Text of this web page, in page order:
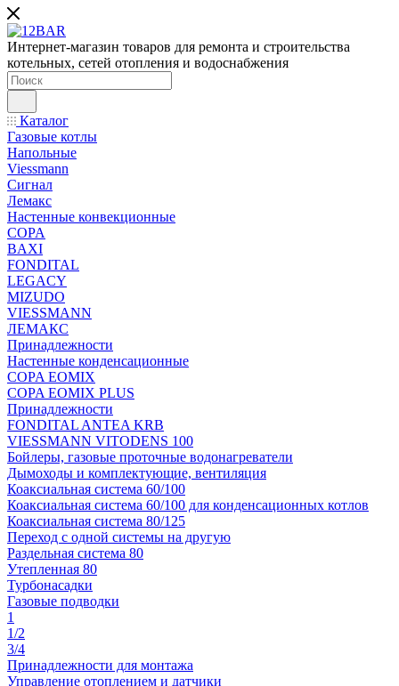
Интернет-магазин товаров для ремонта и строительства
котельных, сетей отопления и водоснабжения
Каталог
Газовые котлы
Напольные
Viessmann
Сигнал
Лемакс
Настенные конвекционные
COPA
BAXI
FONDITAL
LEGACY
MIZUDO
VIESSMANN
ЛЕМАКС
Принадлежности
Настенные конденсационные
COPA EOMIX
COPA EOMIX PLUS
Принадлежности
FONDITAL ANTEA KRB
VIESSMANN VITODENS 100
Бойлеры, газовые проточные водонагреватели
Дымоходы и комплектующие, вентиляция
Коаксиальная система 60/100
Коаксиальная система 60/100 для конденсационных котлов
Коаксиальная система 80/125
Переход с одной системы на другую
Раздельная система 80
Утепленная 80
Турбонасадки
Газовые подводки
1
1/2
3/4
Принадлежности для монтажа
Управление отоплением и датчики